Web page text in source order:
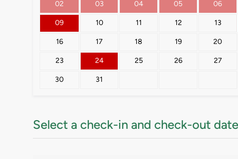
02 03 04 05 06
09 10 11 12 13
16 17 18 19 20
23 24 25 26 27
30 31
Select a check-in and check-out date